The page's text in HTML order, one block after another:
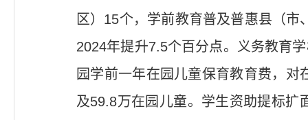
区）15个，学前教育普及普惠县（
2024年提升7.5个百分点。义务教育
园学前一年在园儿童保育教育费，
及59.8万在园儿童。学生资助提标扩